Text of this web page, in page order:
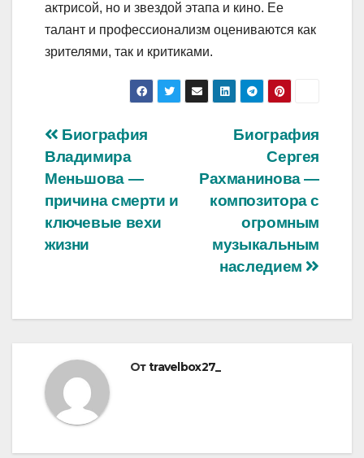
актрисой, но и звездой этапа и кино. Ее
талант и профессионализм оцениваются как
зрителями, так и критиками.
Навигация
по
записям
Биография
Сергея
Рахманинова —
композитора с
огромным
музыкальным
наследием
Биография
Владимира
Меньшова —
причина смерти и
ключевые вехи
жизни
Отtravelbox27_